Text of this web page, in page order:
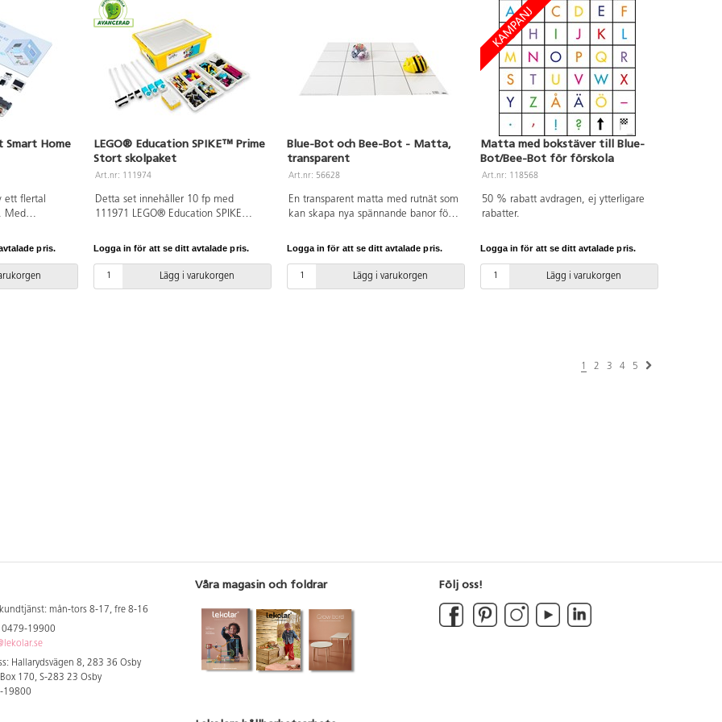
koppla till fler motorer och sensorer.
Kan anslutas både via Bluetooth och
Smart Home
ett flertal
Med
samt diverse
för
t.ex. driva
pris.
LEGO® Education SPIKE™ Prime
Stort skolpaket
Art.nr: 111974
Detta set innehåller 10 fp med
111971 LEGO® Education SPIKE
Education SPIKE Prime Expansion Set.
artikelnummer. Material: ABS. PVC-
fri.
Logga in för att se ditt avtalade pris.
Lägg i varukorgen
Blue-Bot och Bee-Bot - Matta,
transparent
Art.nr: 56628
En transparent matta med rutnät som
kan skapa nya spännande banor för
användas ovanpå andra mattor och
programmeringsmattor. Mattan
skapar stora möjligheter eftersom den
Logga in för att se ditt avtalade pris.
Lägg i varukorgen
Matta med bokstäver till Blue-
Bot/Bee-Bot för förskola
Art.nr: 118568
50 % rabatt avdragen, ej ytterligare
rabatter.
Logga in för att se ditt avtalade pris.
Lägg i varukorgen
1 2 3 4 5
mån-tors 8-17, fre 8-16
0479-19900
Hallarydsvägen 8, 283 36 Osby
Box 170, S-283 23 Osby
19800
Våra magasin och foldrar Följ oss!